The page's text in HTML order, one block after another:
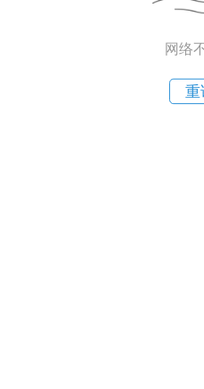
网络
重